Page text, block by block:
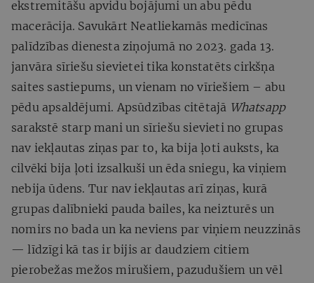
ekstremitāšu apvidu bojājumi un abu pēdu
macerācija. Savukārt Neatliekamās medicīnas
palīdzības dienesta ziņojumā no 2023. gada 13.
janvāra sīriešu sievietei tika konstatēts cirkšņa
saites sastiepums, un vienam no vīriešiem – abu
pēdu apsaldējumi. Apsūdzības citētajā Whatsapp
sarakstē starp mani un sīriešu sievieti no grupas
nav iekļautas ziņas par to, ka bija ļoti auksts, ka
cilvēki bija ļoti izsalkuši un ēda sniegu, ka viņiem
nebija ūdens. Tur nav iekļautas arī ziņas, kurā
grupas dalībnieki pauda bailes, ka neizturēs un
nomirs no bada un ka neviens par viņiem neuzzinās
— līdzīgi kā tas ir bijis ar daudziem citiem
pierobežas mežos mirušiem, pazudušiem un vēl